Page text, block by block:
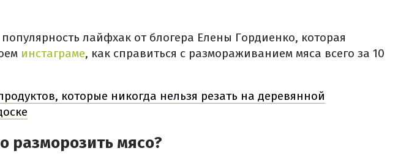
лайфхак от блогера Елены Гордиенко, которая
инстаграме, как справиться с размораживанием мяса всего за 10
которые никогда нельзя резать на деревянной
разморозить мясо?